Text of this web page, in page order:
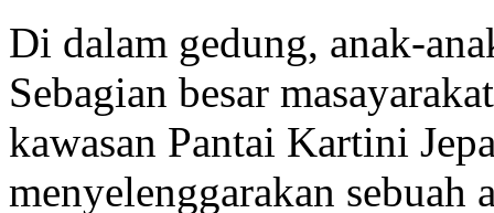
Di dalam gedung, anak-
Sebagian besar
kawasan Pantai Kartini
menyelenggarakan sebuah